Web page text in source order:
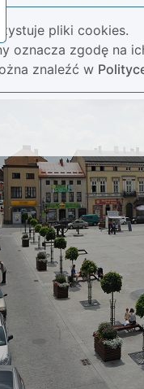
pliki cookies.
oznacza zgodę na
znaleźć w